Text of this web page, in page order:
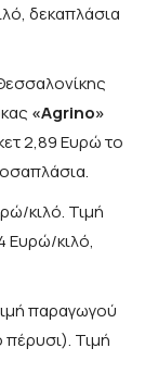
δεκαπλάσια
«Agrino»
2,89 Ευρώ το
κιλό. Τιμή
Ευρώ/κιλό,
παραγωγού
πέρυσι). Τιμή